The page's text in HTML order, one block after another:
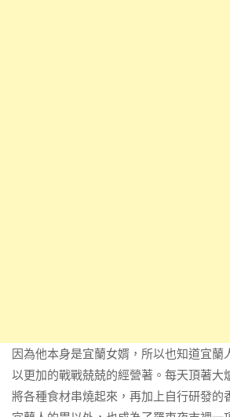
因為他本身是宜蘭女婿，所以也知道宜蘭
以更加的戰戰兢兢的經營著。每天頂著大
將各種食材串燒起來，再加上自行研發的